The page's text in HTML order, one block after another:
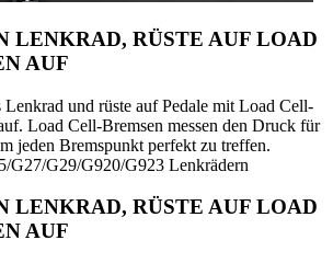
LENKRAD, RÜSTE AUF LOAD
AUF
Lenkrad und rüste auf Pedale mit Load Cell-
Load Cell-Bremsen messen den Druck für
jeden Bremspunkt perfekt zu treffen.
G27/G29/G920/G923 Lenkrädern
LENKRAD, RÜSTE AUF LOAD
AUF